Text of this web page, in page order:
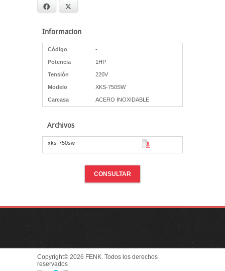
Facebook
Informacion
Código -
Potencia 1HP
Tensión 220V
Modelo XKS-750SW
Carcasa ACERO INOXIDABLE
Archivos
xks-750sw
CONSULTAR
Copyright© 2026 FENK. Todos los derechos
reservados